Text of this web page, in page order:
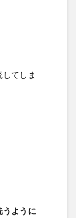
てしま
うように